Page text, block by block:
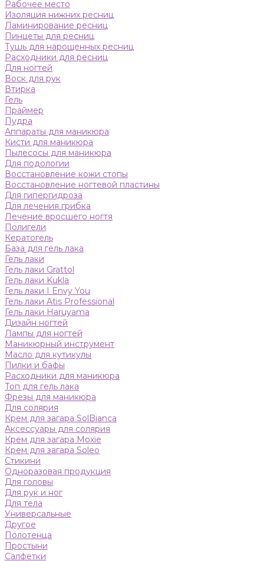
Рабочее место
Изоляция нижних ресниц
Ламинирование ресниц
Пинцеты для ресниц
Тушь для нарощенных ресниц
Расходники для ресниц
Для ногтей
Воск для рук
Втирка
Гель
Праймер
Пудра
Аппараты для маникюра
Кисти для маникюра
Пылесосы для маникюра
Для подологии
Восстановление кожи стопы
Восстановление ногтевой пластины
Для гипергидроза
Для лечения грибка
Лечение вросшего ногтя
Полигели
Кератогель
База для гель лака
Гель лаки
Гель лаки Grattol
Гель лаки Kukla
Гель лаки I Envy You
Гель лаки Atis Professional
Гель лаки Haruyama
Дизайн ногтей
Лампы для ногтей
Маникюрный инструмент
Масло для кутикулы
Пилки и бафы
Расходники для маникюра
Топ для гель лака
Фрезы для маникюра
Для солярия
Крем для загара SolBianca
Аксессуары для солярия
Крем для загара Moxie
Крем для загара Soleo
Стикини
Одноразовая продукция
Для головы
Для рук и ног
Для тела
Универсальные
Другое
Полотенца
Простыни
Салфетки